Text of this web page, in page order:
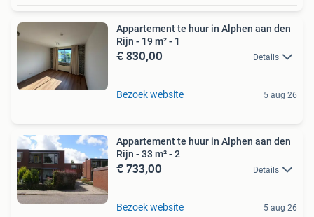
Appartement te huur in Alphen aan den
Rijn - 19 m² - 1
€ 830,00 Details
Bezoek website 5 aug 26
Appartement te huur in Alphen aan den
Rijn - 33 m² - 2
€ 733,00 Details
Bezoek website 5 aug 26